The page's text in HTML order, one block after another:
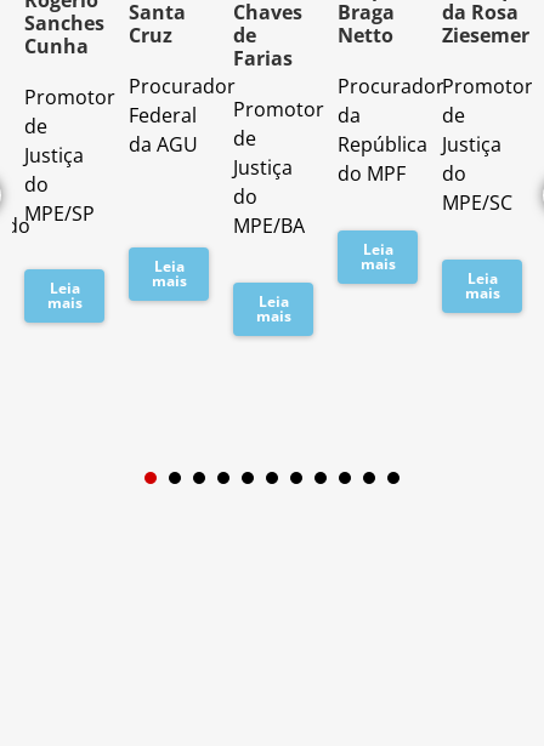
Sanches
Cunha
Promotor
de
Justiça
do
MPE/SP
Leia
mais
Santa
Cruz
Procurador
Federal
da AGU
Leia
mais
Chaves
de
Farias
Promotor
de
Justiça
do
MPE/BA
Leia
mais
Braga
Netto
Procurador
da
República
do MPF
Leia
mais
da Rosa
Ziesemer
Promotor
de
Justiça
do
MPE/SC
Leia
mais
1 2 3